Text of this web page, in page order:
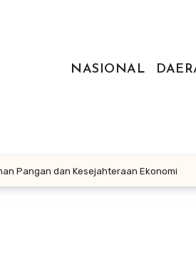
NASIONAL
Pangan dan Kesejahteraan Ekonomi